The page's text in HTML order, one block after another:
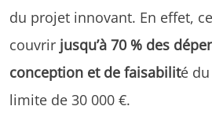
du projet innovant. En effet,
couvrir jusqu’à 70 % des
conception et de faisabilité
limite de 30 000 €.